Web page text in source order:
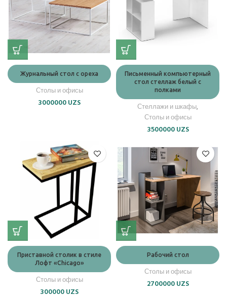
Журнальный стол с ореха
Столы и офисы
3000000UZS
Письменный компьютерный
стол стеллаж белый с
полками
Стеллажи и шкафы,
Столы и офисы
3500000UZS
Приставной столик в стиле
Лофт «Chicago»
Столы и офисы
300000UZS
Рабочий стол
Столы и офисы
2700000UZS